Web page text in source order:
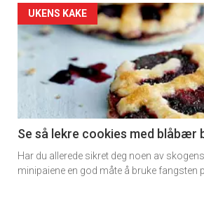
Artikler
detail
-
section
11
Ukens
UKENS KAKE
Se så lekre cookies med blåbær
Har du allerede sikret deg noen av
minipaiene en god måte å bruke fangsten